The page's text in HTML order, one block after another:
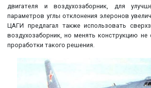
двигателя и воздухозаборник, для
параметров углы отклонения элеронов
ЦАГИ предлагал также использовать
воздухозаборник, но менять конструкцию не
проработки такого решения.